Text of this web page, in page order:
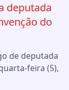
deputada
do
de deputada
feira (5),